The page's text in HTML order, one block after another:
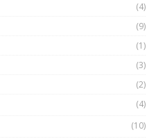
các cuộc chiến | Phổ cập
(4)
(9)
(1)
(3)
(2)
(4)
(10)